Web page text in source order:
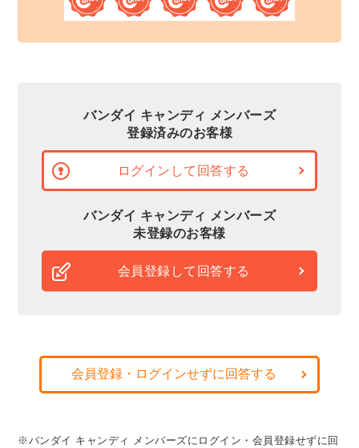
バンダイ キャンディ メンバーズ
登録済みのお客様
ログインして回答する
バンダイ キャンディ メンバーズ
未登録のお客様
会員登録して回答する
会員登録・ログインせずに回答する
※バンダイ キャンディ メンバーズにログイン・会員登録せずに回